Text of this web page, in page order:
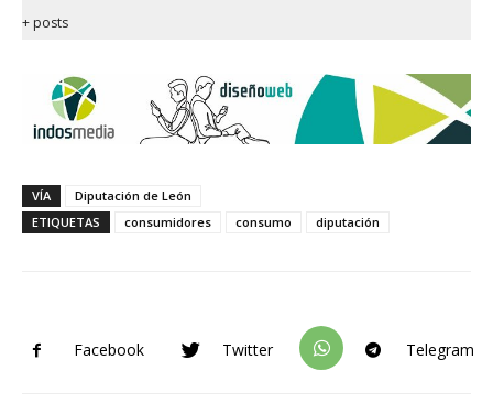
+ posts
VÍA
Diputación de León
ETIQUETAS
consumidores consumo diputación
Facebook Twitter Telegram